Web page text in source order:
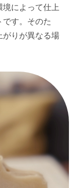
によって仕上
です。そのた
がりが異なる場